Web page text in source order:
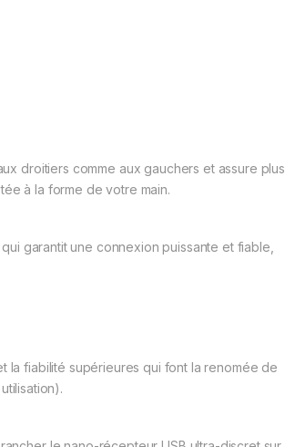
droitiers comme aux gauchers et assure plus
à la forme de votre main.
garantit une connexion puissante et fiable,
la fiabilité supérieures qui font la renomée de